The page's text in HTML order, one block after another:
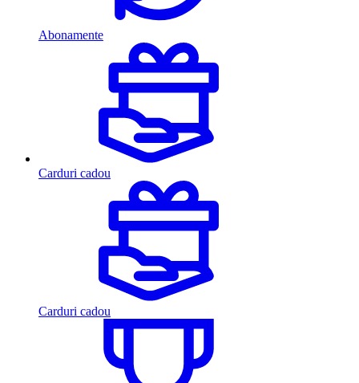
Abonamente
Carduri cadou
Carduri cadou